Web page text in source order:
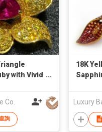
with Vivid
Co.
詢
18K
Luxury